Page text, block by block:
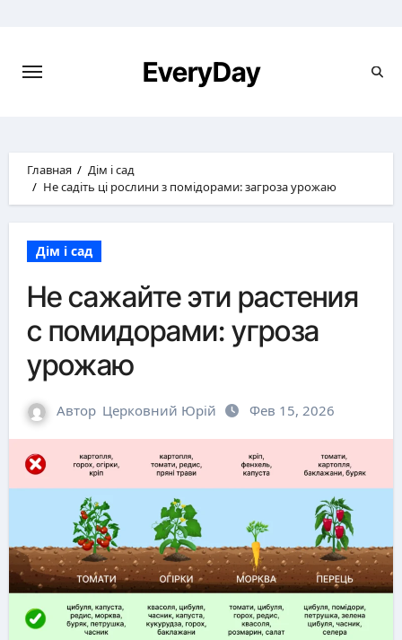
EveryDay
Главная
Дім і сад
Не садіть ці рослини з помідорами: загроза урожаю
Дім і сад
Не сажайте эти растения
с помидорами: угроза
урожаю
Автор Церковний Юрій Фев 15, 2026